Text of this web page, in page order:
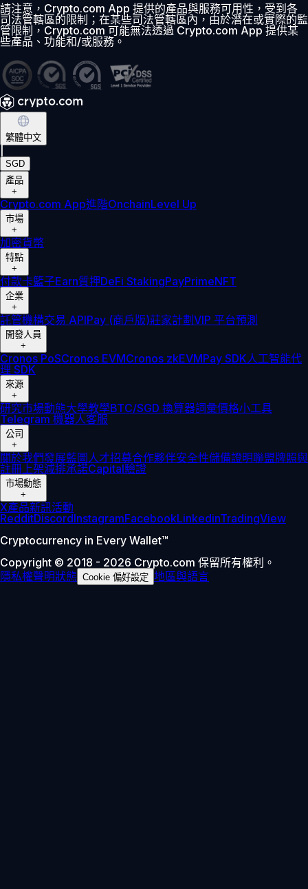
請注意，Crypto.com App 提供的產品與服務可用性，受到各
司法管轄區的限制；在某些司法管轄區內，由於潛在或實際的監
管限制，Crypto.com 可能無法透過 Crypto.com App 提供某
些產品、功能和/或服務。
繁體中文
SGD
產品
+
Crypto.com App進階OnchainLevel Up
市場
+
加密貨幣
特點
+
付款卡籃子Earn質押DeFi StakingPayPrimeNFT
企業
+
託管機構交易 APIPay (商戶版)莊家計劃VIP 平台預測
開發人員
+
Cronos PoSCronos EVMCronos zkEVMPay SDK人工智能代
理 SDK
來源
+
研究市場動態大學教學BTC/SGD 換算器詞彙價格小工具
Telegram 機器人客服
公司
+
關於我們發展藍圖人才招募合作夥伴安全性儲備證明聯盟牌照與
註冊 上架減排承諾Capital驗證
市場動態
+
X產品新訊活動
RedditDiscordInstagramFacebookLinkedinTradingView
Cryptocurrency in Every Wallet™
Copyright © 2018 - 2026 Crypto.com 保留所有權利。
隱私權聲明狀態 Cookie 偏好設定 地區與語言